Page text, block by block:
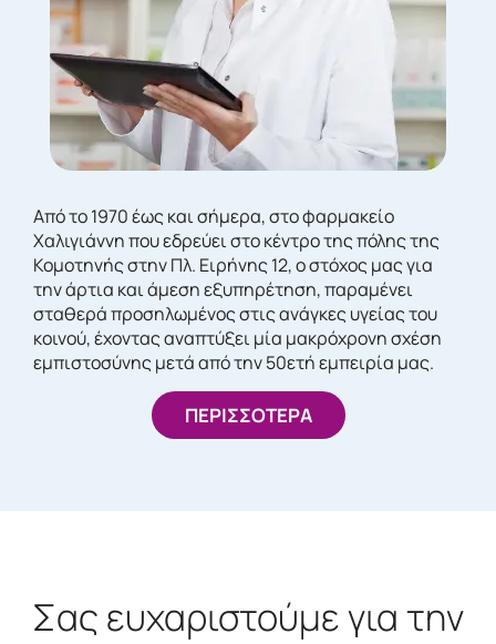
Από το 1970 έως και σήμερα, στο φαρμακείο
Χαλιγιάννη που εδρεύει στο κέντρο της πόλης της
Κομοτηνής στην Πλ. Ειρήνης 12, ο στόχος μας για
την άρτια και άμεση εξυπηρέτηση, παραμένει
σταθερά προσηλωμένος στις ανάγκες υγείας του
κοινού, έχοντας αναπτύξει μία μακρόχρονη σχέση
εμπιστοσύνης μετά από την 50ετή εμπειρία μας.
ΠΕΡΙΣΣΟΤΕΡΑ
Σας ευχαριστούμε για την